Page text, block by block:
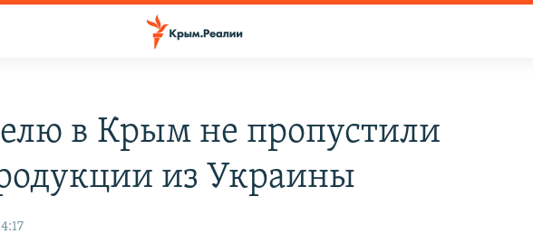
в Крым не пропустили
из Украины